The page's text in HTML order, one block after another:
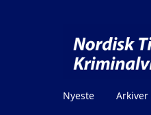
Nyeste Arkiver